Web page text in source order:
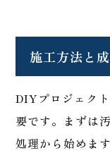
施工方法と
DIYプロジェク
要です。まずは
処理から始めま